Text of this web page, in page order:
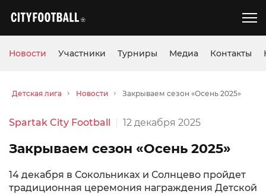
Новости Участники Турниры Медиа Контакты
Детская лига Новости Закрываем сезон «Осень 2025»
Spartak City Football 12 декабря 2025
Закрываем сезон «Осень 2025»
14 декабря в Сокольниках и Солнцево пройдет
традиционная церемония награждения Детской